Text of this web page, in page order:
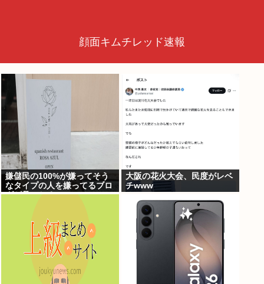
顔面キムチレッド速報
嫌儲民の100%が嫌ってそう
なタイプの人を嫌ってるブロ
グが見つかる
大阪の花火大会、民度がレベ
チwww